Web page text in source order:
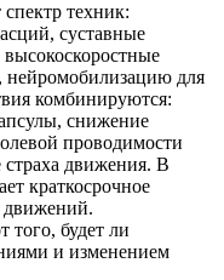
техник:
суставные
нейромобилизацию для
комбинируются:
снижение
проводимости
движения. В
краткосрочное
движений.
того, будет ли
и изменением